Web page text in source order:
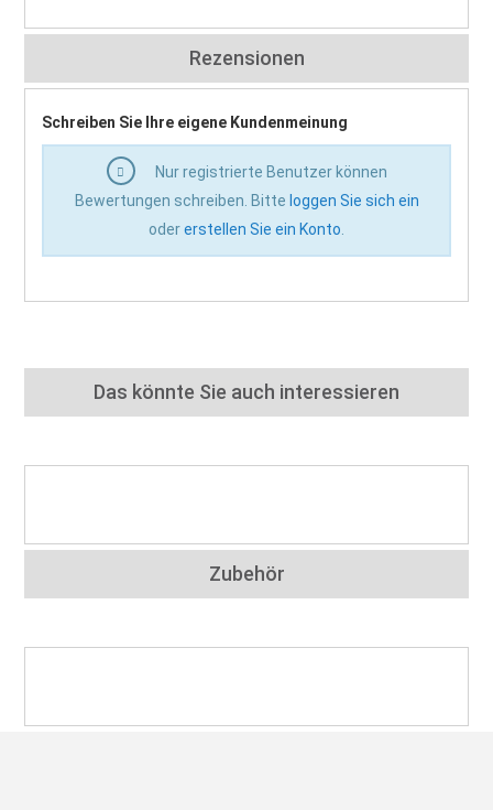
Rezensionen
Schreiben Sie Ihre eigene Kundenmeinung
Nur registrierte Benutzer können
Bewertungen schreiben. Bitte loggen Sie sich ein
odererstellen Sie ein Konto
Das könnte Sie auch interessieren
Zubehör